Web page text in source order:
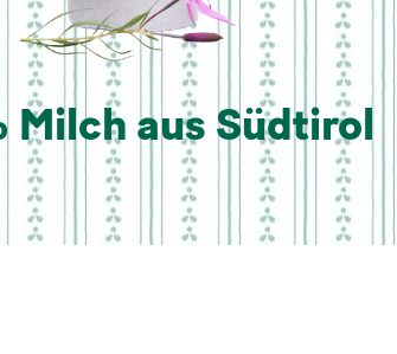
Milch aus Südtirol